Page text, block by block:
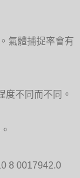
氣體捕捉率會有
度不同而不同。
8 0017942.0